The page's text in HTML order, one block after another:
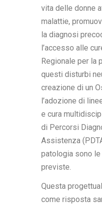
vita delle donne
malattie,
la diagnosi
l’accesso alle
Regionale per la
questi disturbi
creazione di un
l’adozione di
e cura
di Percorsi
Assistenza
patologia sono
previste.
Questa
come risposta